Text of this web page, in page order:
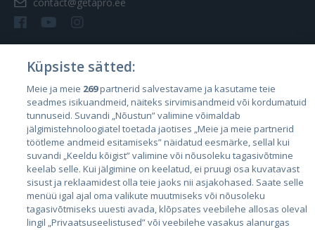
Riigid
Eesti
Läti
Leedu
Küpsiste sätted:
Meie ja meie 269partnerid salvestavame ja kasutame teie
seadmes isikuandmeid, näiteks sirvimisandmeid või kordumatuid
tunnuseid. Suvandi „Nõustun” valimine võimaldab
jälgimistehnoloogiatel toetada jaotises „Meie ja meie partnerid
töötleme andmeid esitamiseks” näidatud eesmärke, sellal kui
suvandi „Keeldu kõigist” valimine või nõusoleku tagasivõtmine
keelab selle. Kui jälgimine on keelatud, ei pruugi osa kuvatavast
sisust ja reklaamidest olla teie jaoks nii asjakohased. Saate selle
menüü igal ajal oma valikute muutmiseks või nõusoleku
tagasivõtmiseks uuesti avada, klõpsates veebilehe allosas oleval
lingil „Privaatsuseelistused” või veebilehe vasakus alanurgas